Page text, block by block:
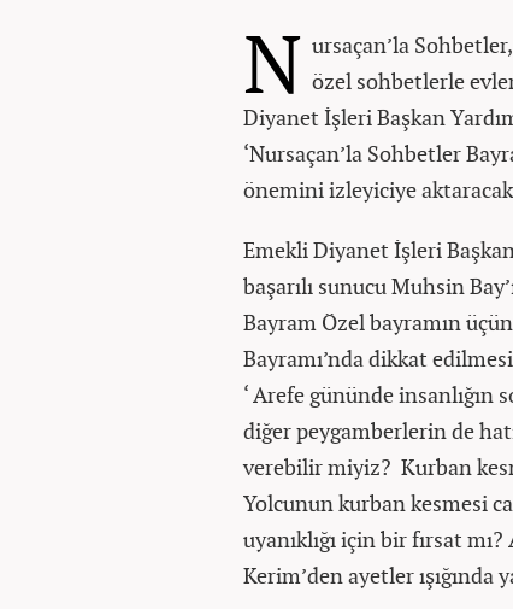
N ursaçan’la
özel sohbetlerle
Diyanet İşleri Başkan
‘Nursaçan’la Sohbetler
önemini izleyiciye
Emekli Diyanet İşleri
başarılı sunucu Muhsin
Bayram Özel bayramın
Bayramı’nda dikkat
‘ Arefe gününde
diğer peygamberlerin de
verebilir miyiz? Kurban
Yolcunun kurban kesmesi
uyanıklığı için bir fırsat
Kerim’den ayetler ışığında